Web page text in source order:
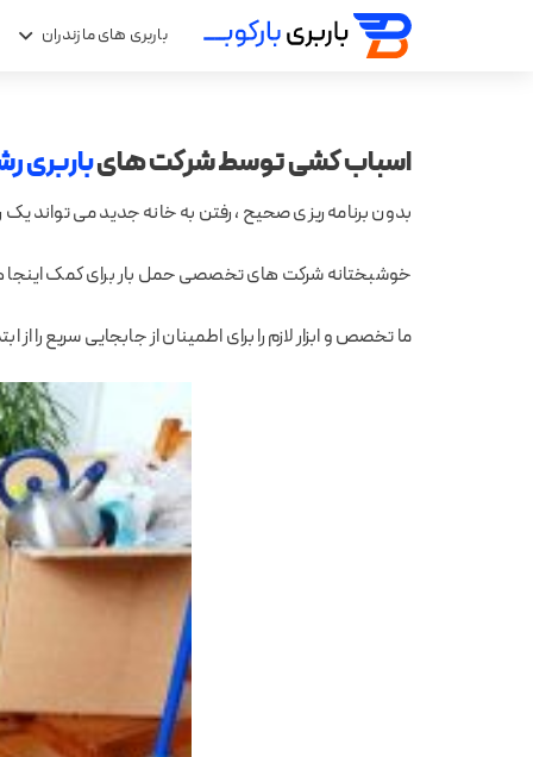
باربری های مازندران
اسباب کشی توسط شرکت هایباربری
بدون برنامه ریزی صحیح ، رفتن به خانه جدید می تواند
خوشبختانه شرکت های تخصصی حمل بار برای کمک اینجا
ما تخصص و ابزار لازم را برای اطمینان از جابجایی سریع را